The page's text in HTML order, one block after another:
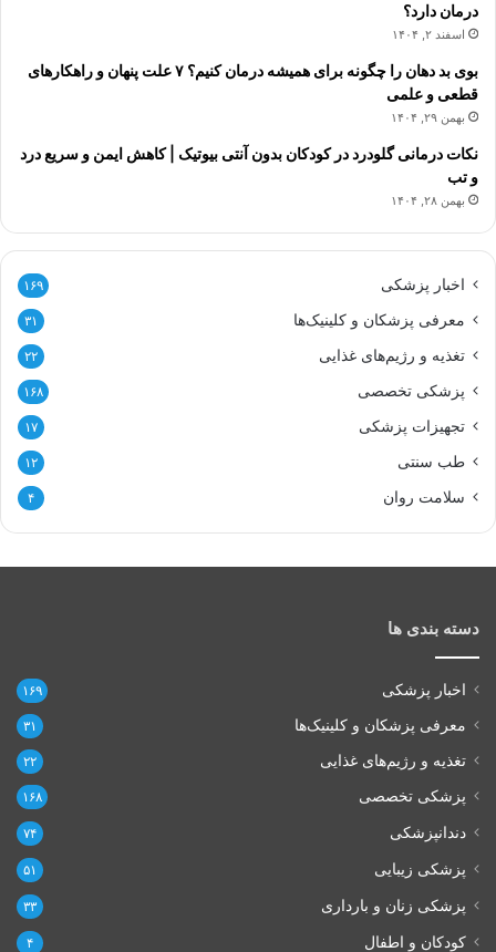
درمان دارد؟
اسفند ۲, ۱۴۰۴
بوی بد دهان را چگونه برای همیشه درمان کنیم؟ ۷ علت پنهان و راهکارهای
قطعی و علمی
بهمن ۲۹, ۱۴۰۴
نکات درمانی گلودرد در کودکان بدون آنتی بیوتیک | کاهش ایمن و سریع درد
و تب
بهمن ۲۸, ۱۴۰۴
اخبار پزشکی ۱۶۹
معرفی پزشکان و کلینیک‌ها ۳۱
تغذیه و رژیم‌های غذایی ۲۲
پزشکی تخصصی ۱۶۸
تجهیزات پزشکی ۱۷
طب سنتی ۱۲
سلامت روان ۴
دسته بندی ها
اخبار پزشکی ۱۶۹
معرفی پزشکان و کلینیک‌ها ۳۱
تغذیه و رژیم‌های غذایی ۲۲
پزشکی تخصصی ۱۶۸
دندانپزشکی ۷۴
پزشکی زیبایی ۵۱
پزشکی زنان و بارداری ۳۳
کودکان و اطفال ۴